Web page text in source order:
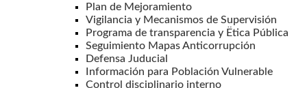
Plan de Mejoramiento
Vigilancia y Mecanismos de Supervisión
Programa de transparencia y Ëtica Pública
Seguimiento Mapas Anticorrupción
Defensa Juducial
Información para Población Vulnerable
Control disciplinario interno